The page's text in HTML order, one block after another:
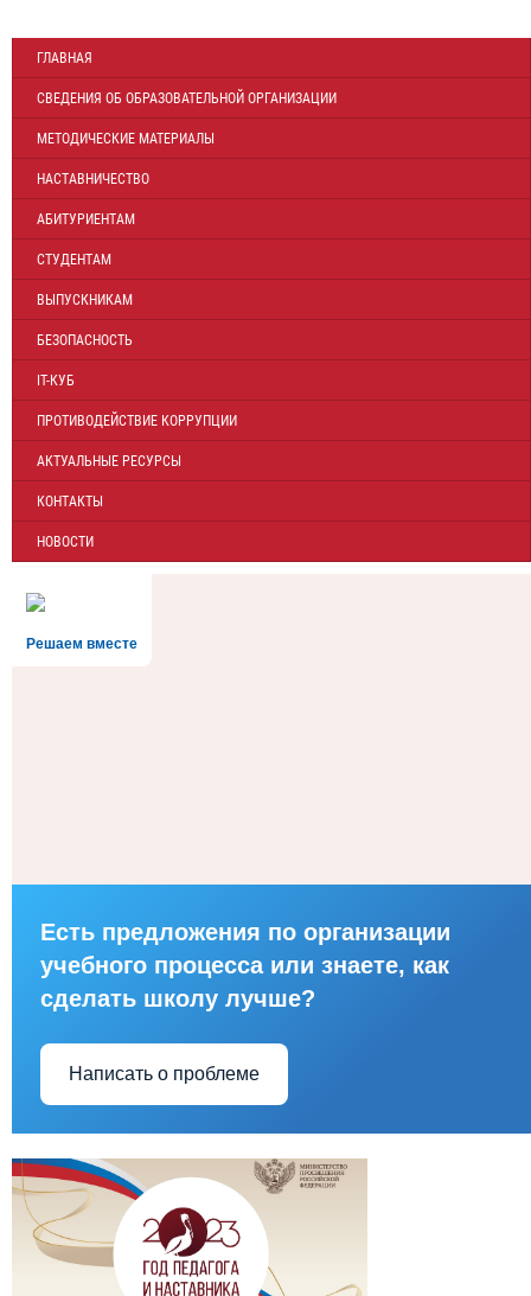
ГЛАВНАЯ
СВЕДЕНИЯ ОБ ОБРАЗОВАТЕЛЬНОЙ ОРГАНИЗАЦИИ
МЕТОДИЧЕСКИЕ МАТЕРИАЛЫ
НАСТАВНИЧЕСТВО
АБИТУРИЕНТАМ
СТУДЕНТАМ
ВЫПУСКНИКАМ
БЕЗОПАСНОСТЬ
IT-КУБ
ПРОТИВОДЕЙСТВИЕ КОРРУПЦИИ
АКТУАЛЬНЫЕ РЕСУРСЫ
КОНТАКТЫ
НОВОСТИ
Решаем вместе
Есть предложения по организации
учебного процесса или знаете, как
сделать школу лучше?
Написать о проблеме